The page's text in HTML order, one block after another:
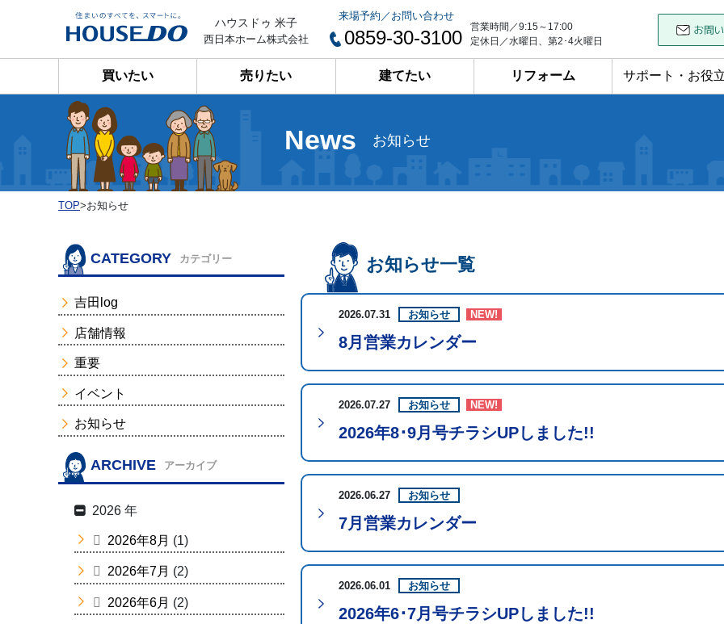
ハウスドゥ 米子
西日本ホーム株式会社
来場予約／お問い合わせ
0859-30-3100
営業時間／9:15～17:00
定休日／水曜日、第2･4火曜日
買いたい 売りたい 建てたい リフォーム サポート・お役
News お知らせ
TOP>お知らせ
お知らせ一覧
2026.07.31 お知らせ NEW!
8月営業カレンダー
2026.07.27 お知らせ NEW!
2026年8･9月号チラシUPしました!!
2026.06.27 お知らせ
7月営業カレンダー
2026.06.01 お知らせ
2026年6･7月号チラシUPしました!!
CATEGORY カテゴリー
吉田log
店舗情報
重要
イベント
お知らせ
ARCHIVE アーカイブ
2026 年
2026年8月 (1)
2026年7月 (2)
2026年6月 (2)